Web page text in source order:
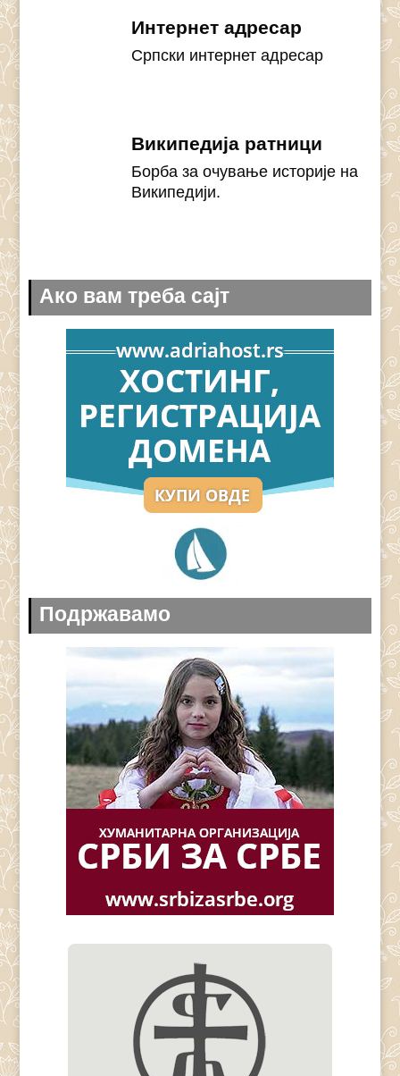
Интернет адресар
Српски интернет адресар
Википедија ратници
Борба за очување историје на
Википедији.
Ако вам треба сајт
Подржавамо